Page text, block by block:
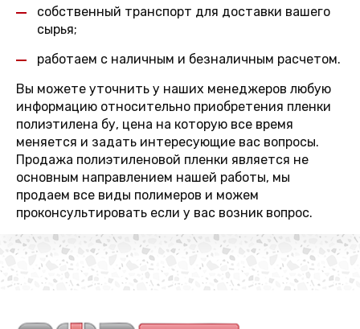
собственный транспорт для доставки вашего
сырья;
работаем с наличным и безналичным расчетом.
Вы можете уточнить у наших менеджеров любую
информацию относительно приобретения пленки
полиэтилена бу, цена на которую все время
меняется и задать интересующие вас вопросы.
Продажа полиэтиленовой пленки является не
основным направлением нашей работы, мы
продаем все виды полимеров и можем
проконсультировать если у вас возник вопрос.